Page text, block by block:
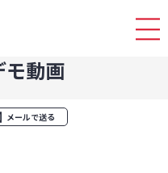
ログ
モ動画
メールで送る